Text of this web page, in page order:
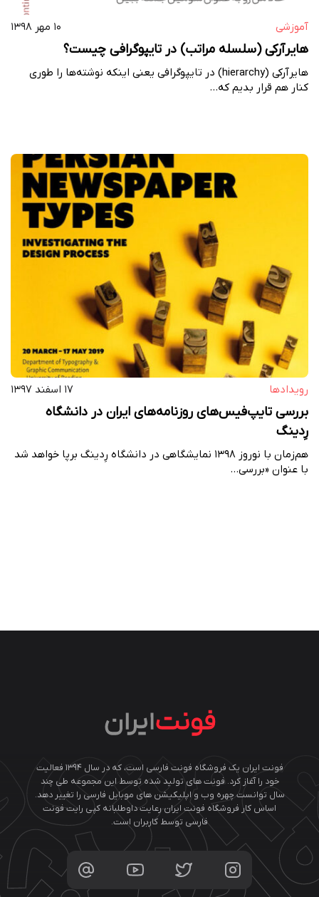
آموزشی ۱۰ مهر ۱۳۹۸
هایرآرکی (سلسله مراتب) در تایپوگرافی چیست؟
هایرآرکی (hierarchy) در تایپوگرافی یعنی اینکه نوشته‌ها را طوری
کنار هم قرار بدیم که…
رویداد‌ها ۱۷ اسفند ۱۳۹۷
بررسی تایپ‌فیس‌های روزنامه‌های ایران در دانشگاه
رِدینگ
هم‌زمان با نوروز ۱۳۹۸ نمایشگاهی در دانشگاه رِدینگ برپا خواهد شد
با عنوان «بررسی…
فونت ایران یک فروشگاه فونت فارسی است، که در سال ۱۳۹۴ فعالیت
خود را آغاز کرد. فونت های تولید شده توسط این مجموعه طی چند
سال توانست چهره وب و اپلیکیشن های موبایل فارسی را تغییر دهد.
اساس کار فروشگاه فونت ایران رعایت داوطلبانه کپی رایت فونت
فارسی توسط کاربران است.